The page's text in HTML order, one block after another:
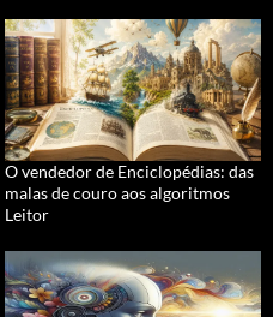
O vendedor de Enciclopédias: das
malas de couro aos algoritmos
Leitor